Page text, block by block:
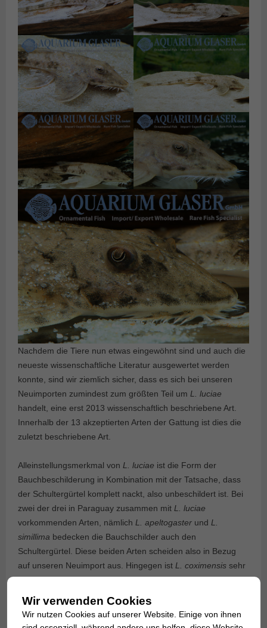
Nachdem die Tiere nun etwas eingewöhnt sind und auch die
neueste wissenschaftliche Literatur ausgewertet werden
konnte, sind wir ziemlich sicher, dass es sich bei unseren
Neuimporten zumindest zum größten Teil um L. luciae
handelt, eine erst 2013 wissenschaftlich beschriebene Art.
Innerhalb der 13 akzeptierten Arten der Gattung ist dies die
zuletzt beschriebene Art.
Alleinstellungsmerkmal von L. luciae ist die Form der
Bauchbeschilderung in Kombination mit der Tatsache, dass
der Schultergürtel komplett nackt, also unbeschildert ist. Bei
zwei der drei in Paraguay zusammen mit L. luciae
vorkommenden Arten, nämlich L. apeltogaster und L.
simillima bedecken die Bauchschilder auch den
Schultergürtel. Diese beiden Arten scheiden also in Bezug
auf unseren Neuimport aus. Hingegen ist L. coximensis sehr
ähnlich, von von dem sichL. luciaedurch seine größere
Größe als Erwachsener (130-190 mm SL im Vergleich zu
posturalen Platten (17,0-20,3 % im Vergleich zu 7,4-14,2 %
Wir verwenden Cookies
Wir nutzen Cookies auf unserer Website. Einige von ihnen